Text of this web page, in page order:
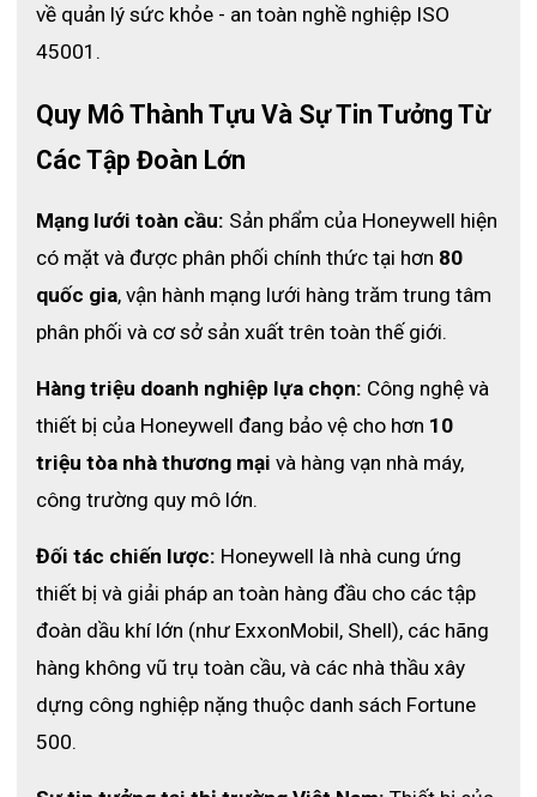
Đặc Điểm Nổi Bật
Tầm nhìn rộng 180°
Thiết kế toàn mặt giúp mở rộng góc nhìn, hỗ trợ quan sát tốt
Chất liệu cao cấp, chịu nhiệt tốt
Sản phẩm sử dụng vật liệu chống cháy và chịu nhiệt cao, có
thể hoạt động trong điều kiện khắc nghiệt từ -30°C đến
+850°C trong thời gian ngắn.
Van thở áp suất dương an toàn
về quản lý sức khỏe - an toàn nghề nghiệp ISO
45001.
Quy Mô Thành Tựu Và Sự Tin Tưởng Từ
Các Tập Đoàn Lớn
Mạng lưới toàn cầu: Sản phẩm của Honeywell hiện
có mặt và được phân phối chính thức tại hơn 80
quốc gia, vận hành mạng lưới hàng trăm trung tâm
phân phối và cơ sở sản xuất trên toàn thế giới.
Hàng triệu doanh nghiệp lựa chọn: Công nghệ và
thiết bị của Honeywell đang bảo vệ cho hơn 10
triệu tòa nhà thương mại và hàng vạn nhà máy,
công trường quy mô lớn.
Đối tác chiến lược: Honeywell là nhà cung ứng
thiết bị và giải pháp an toàn hàng đầu cho các tập
đoàn dầu khí lớn (như ExxonMobil, Shell), các hãng
hàng không vũ trụ toàn cầu, và các nhà thầu xây
dựng công nghiệp nặng thuộc danh sách Fortune
500.